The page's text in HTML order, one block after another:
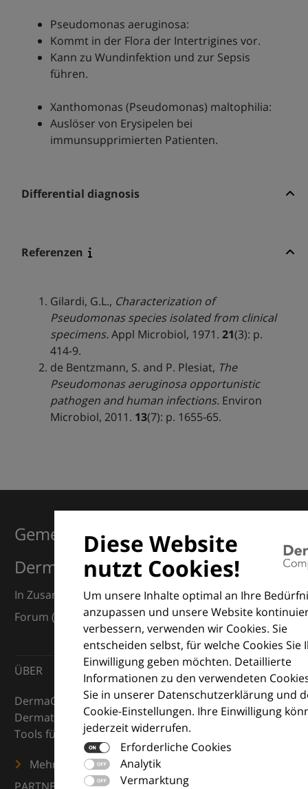
Pseudomonas aeruginosa:
Kommt in der Flora der Intertrigines vor.
Kann zu Wundinfektion und zur Sepsis
führen.
Xanthomonas (Pseudomonas) maltophilia:
Auslöser von Erysipelen bei
immunsupprimierten Patienten.
Differential diagnosis
Referenzen
Gilardi, G.L., Characterization of
Pseudomonas species isolated from clinical
specimens. Appl Microbiol, 1971. 21(3): p.
414-9.
de Bentzmann, S. and P. Plesiat, The
Pseudomonas aeruginosa opportunistic
pathogen and human infections. Environ
Microbiol, 2011. 13(7): p. 1655-65.
Diese Website
nutzt Cookies!
Um unsere Inhalte optimal an Ihre
anzupassen und unsere Website
verbessern, verwenden wir Cookies. Sie
entscheiden selbst, für welche Cookies Sie
Einwilligung geben möchten. Detaillierte
Informationen zu den verwendeten
Sie in unserer Datenschutzerklärung und
Cookie-Einstellungen. Ihre Einwilligung
jederzeit widerrufen.
Erforderliche Cookies
Analytik
Vermarktung
Gemeinsam für Exzellenz in der
Dermatologie
In Zusammenarbeit mit dem European Dermatology
Forum (EDF) und Euroderm Excellence
ÜBER
DermaCompass ist Ihr digitaler Kompass für die
Dermatologie – mit Wissen, Bildern und praktischen
Tools für den klinischen Alltag.
Mehr erfahren